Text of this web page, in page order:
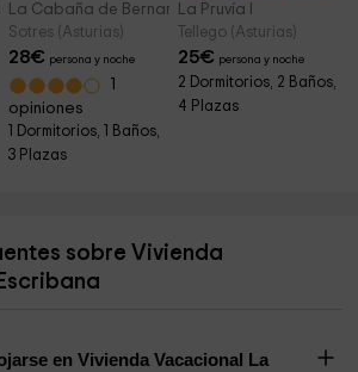
La Cabaña de Bernardina
Sotres (Asturias)
28€ persona y noche
opiniones
1 Dormitorios, 1 Baños,
3 Plazas
La Pruvía I
Tellego (Asturias)
25€ persona y noche
2 Dormitorios, 2 Baños,
4 Plazas
sobre Vivienda
en Vivienda Vacacional La